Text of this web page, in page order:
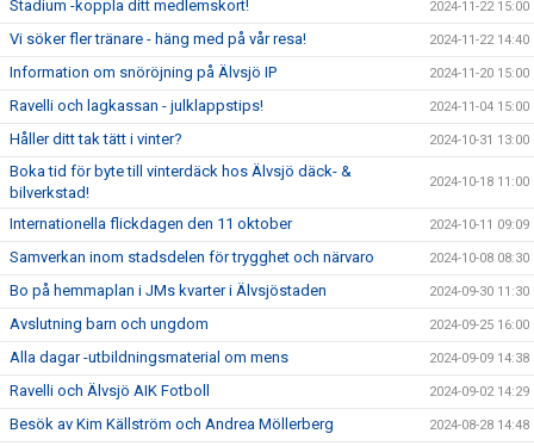
Stadium -koppla ditt medlemskort! 2024-11-22 15:00
Vi söker fler tränare - häng med på vår resa! 2024-11-22 14:40
Information om snöröjning på Älvsjö IP 2024-11-20 15:00
Ravelli och lagkassan - julklappstips! 2024-11-04 15:00
Håller ditt tak tätt i vinter? 2024-10-31 13:00
Boka tid för byte till vinterdäck hos Älvsjö däck- &
bilverkstad!
2024-10-18 11:00
Internationella flickdagen den 11 oktober 2024-10-11 09:09
Samverkan inom stadsdelen för trygghet och närvaro 2024-10-08 08:30
Bo på hemmaplan i JMs kvarter i Älvsjöstaden 2024-09-30 11:30
Avslutning barn och ungdom 2024-09-25 16:00
Alla dagar -utbildningsmaterial om mens 2024-09-09 14:38
Ravelli och Älvsjö AIK Fotboll 2024-09-02 14:29
Besök av Kim Källström och Andrea Möllerberg 2024-08-28 14:48